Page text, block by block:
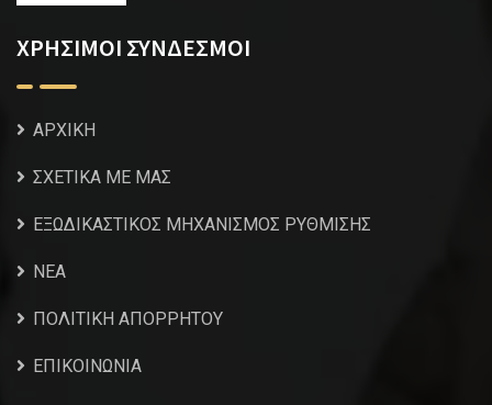
ΧΡΗΣΙΜΟΙ ΣΥΝΔΕΣΜΟΙ
ΑΡΧΙΚΗ
ΣΧΕΤΙΚΑ ΜΕ ΜΑΣ
ΕΞΩΔΙΚΑΣΤΙΚΟΣ ΜΗΧΑΝΙΣΜΟΣ ΡΥΘΜΙΣΗΣ
NEA
ΠΟΛΙΤΙΚΗ ΑΠΟΡΡΗΤΟΥ
ΕΠΙΚΟΙΝΩΝΙΑ